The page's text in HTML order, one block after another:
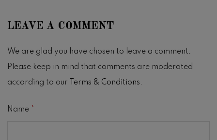
LEAVE A COMMENT
We are glad you have chosen to leave a comment.
Please keep in mind that comments are moderated
according to our Terms & Conditions.
Name